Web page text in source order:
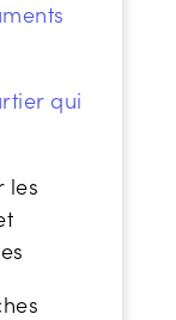
qui
les